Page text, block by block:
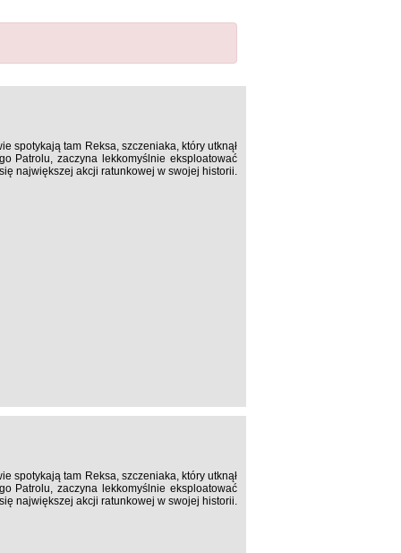
spotykają tam Reksa, szczeniaka, który utknął
Patrolu, zaczyna lekkomyślnie eksploatować
największej akcji ratunkowej w swojej historii.
spotykają tam Reksa, szczeniaka, który utknął
Patrolu, zaczyna lekkomyślnie eksploatować
największej akcji ratunkowej w swojej historii.